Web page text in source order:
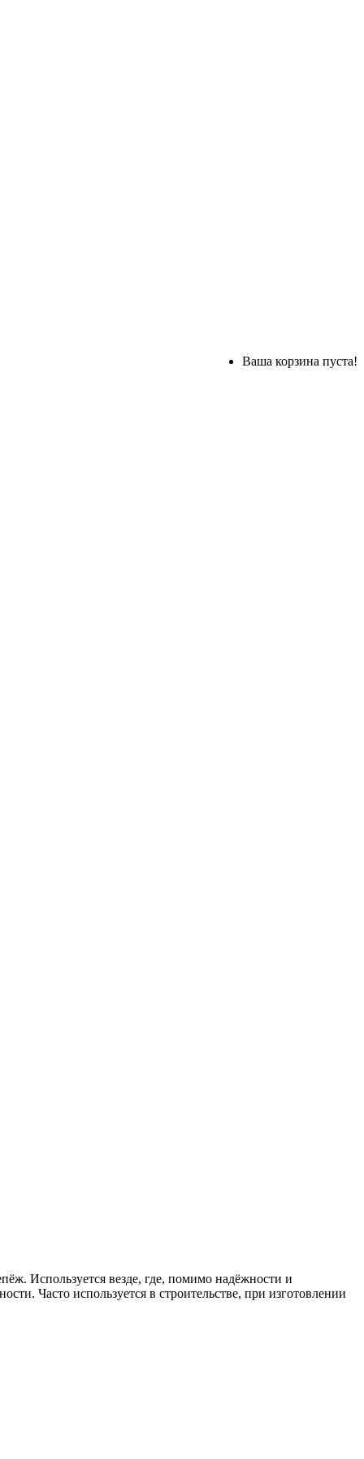
Ваша корзина пуста!
Используется везде, где, помимо надёжности и
Часто используется в строительстве, при изготовлении